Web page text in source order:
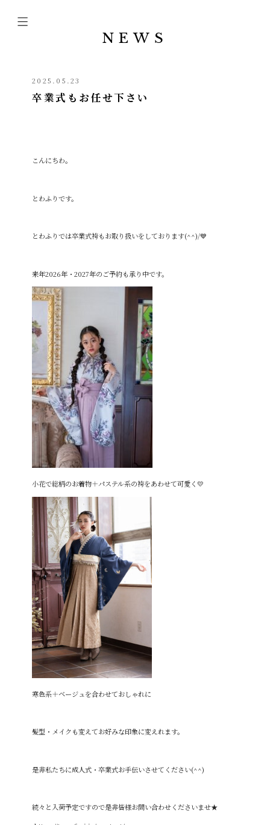
NEWS
2025.05.23
卒業式もお任せ下さい
こんにちわ。
とわふりです。
とわふりでは卒業式袴もお取り扱いをしております(^^)/💙
来年2026年・2027年のご予約も承り中です。
小花で総柄のお着物＋パステル系の袴をあわせて可愛く💛
寒色系＋ベージュを合わせておしゃれに
髪型・メイクも変えてお好みな印象に変えれます。
是非私たちに成人式・卒業式お手伝いさせてください(^^)
続々と入荷予定ですので是非皆様お問い合わせくださいませ★